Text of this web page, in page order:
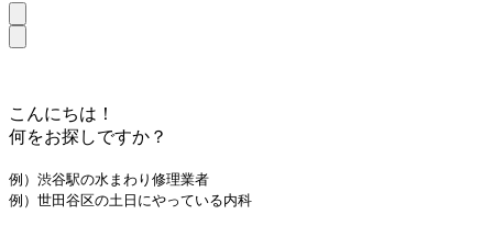
こんにちは！
何をお探しですか？
例）渋谷駅の水まわり修理業者
例）世田谷区の土日にやっている内科